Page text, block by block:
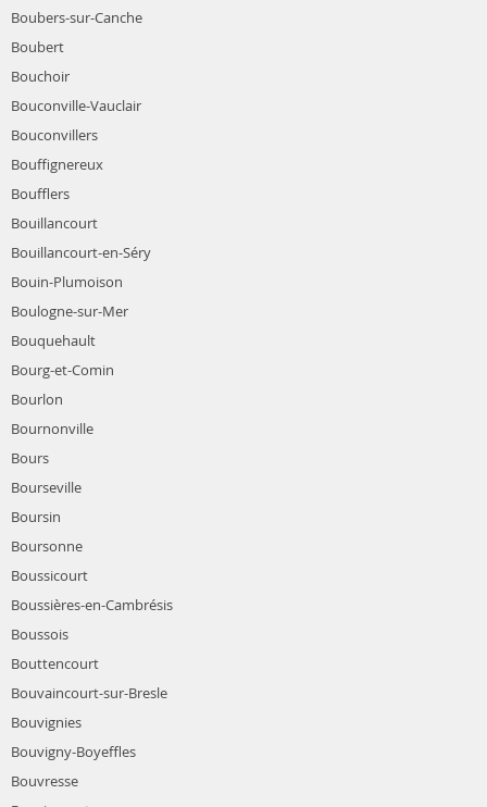
Boubers-sur-Canche
Boubert
Bouchoir
Bouconville-Vauclair
Bouconvillers
Bouffignereux
Boufflers
Bouillancourt
Bouillancourt-en-Séry
Bouin-Plumoison
Boulogne-sur-Mer
Bouquehault
Bourg-et-Comin
Bourlon
Bournonville
Bours
Bourseville
Boursin
Boursonne
Boussicourt
Boussières-en-Cambrésis
Boussois
Bouttencourt
Bouvaincourt-sur-Bresle
Bouvignies
Bouvigny-Boyeffles
Bouvresse